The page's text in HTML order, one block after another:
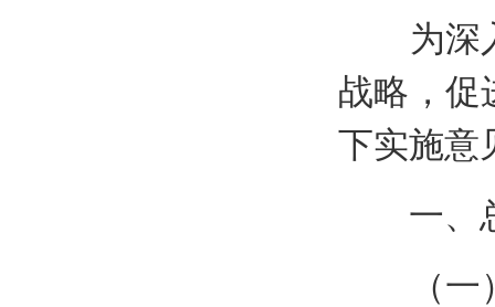
为深入
战略，促
下实施意
一、
（一）